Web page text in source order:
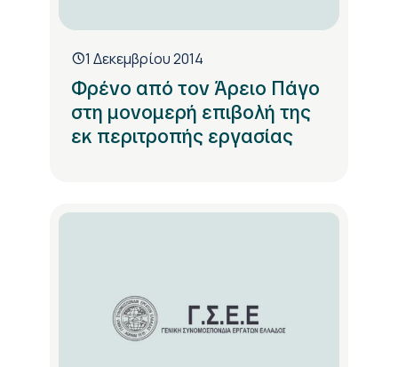
1 Δεκεμβρίου 2014
Φρένο από τον Άρειο Πάγο
στη μονομερή επιβολή της
εκ περιτροπής εργασίας